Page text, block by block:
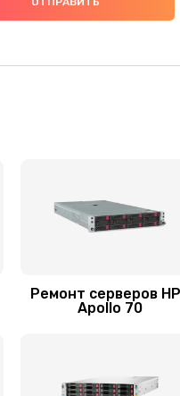
3 года
1920
Ремонт серверов
Apollo 70